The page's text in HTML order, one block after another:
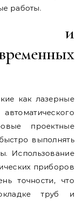
работы.
и
как лазерные
проектные
выполнять
Использование
приборов
точности, что
труб и